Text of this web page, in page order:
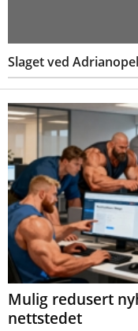
Slaget ved
Mulig redusert
nettstedet